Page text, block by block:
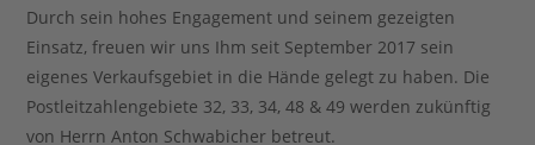
Durch sein hohes Engagement und seinem gezeigten
Einsatz, freuen wir uns Ihm seit September 2017 sein
eigenes Verkaufsgebiet in die Hände gelegt zu haben. Die
Postleitzahlengebiete 32, 33, 34, 48 & 49 werden zukünftig
von Herrn Anton Schwabicher betreut.